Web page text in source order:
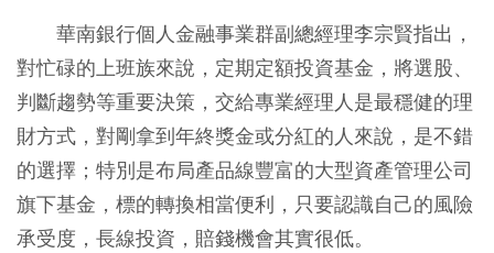
華南銀行個人金融事業群副總經理李宗賢指出，
對忙碌的上班族來說，定期定額投資基金，將選股、
判斷趨勢等重要決策，交給專業經理人是最穩健的理
財方式，對剛拿到年終獎金或分紅的人來說，是不錯
的選擇；特別是布局產品線豐富的大型資產管理公司
旗下基金，標的轉換相當便利，只要認識自己的風險
承受度，長線投資，賠錢機會其實很低。